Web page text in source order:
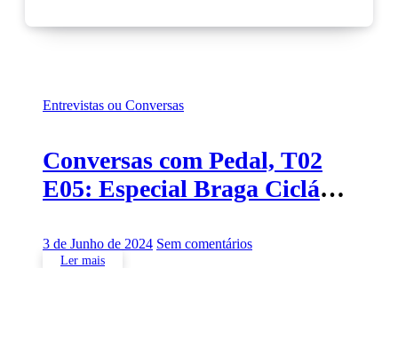
Entrevistas ou Conversas
Conversas com Pedal, T02
E05: Especial Braga Ciclável
3 de Junho de 2024 Sem comentários
Ler mais